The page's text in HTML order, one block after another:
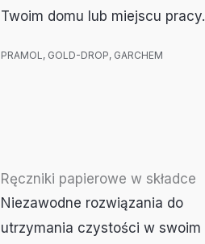
Twoim domu lub miejscu pracy.
PRAMOL, GOLD-DROP, GARCHEM
Ręczniki papierowe w składce
Niezawodne rozwiązania do
utrzymania czystości w swoim